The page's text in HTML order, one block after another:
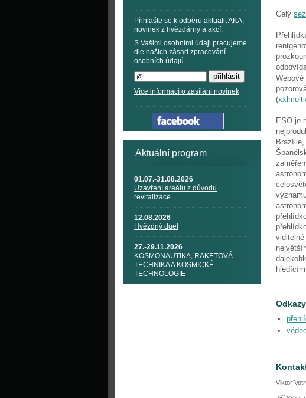
Přihlašte se k odběru aktualit AKA,
novinek z hvězdárny a akcí:
S Vašimi osobními údaji pracujeme
dle našich zásad zpracování
osobních údajů.
Více informací o zasílání novinek
Aktuální program
01.07.-31.08.2026
Uzavření areálu z důvodu
revitalizace
12.08.2026
Hvězdný duel
27.-29.11.2026
KOSMONAUTIKA, RAKETOVÁ
TECHNIKA A KOSMICKÉ
TECHNOLOGIE
Celý
Webové
(
ESO je
Odkazy
Viktor